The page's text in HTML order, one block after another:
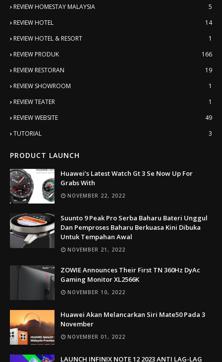
REVIEW HOMESTAY MALAYSIA
5
REVIEW HOTEL
14
REVIEW HOTEL & RESORT
1
REVIEW PRODUK
166
REVIEW RESTORAN
19
REVIEW SHOWROOM
1
REVIEW TEATER
1
REVIEW WEBSITE
49
TUTORIAL
3
PRODUCT LAUNCH
Huawei’s Latest Watch Gt 3 Se Now Up For
Grabs With
NOVEMBER 22, 2022
Suunto 9 Peak Pro Serba Baharu Bateri Unggul
Dan Pemproses Baharu Berkuasa Kini Dibuka
Untuk Tempahan Awal
NOVEMBER 21, 2022
ZOWIE Announces Their First TN 360Hz DyAc
Gaming Monitor XL2566K
NOVEMBER 10, 2022
Huawei Akan Melancarkan Siri Mate50 Pada 3
November
NOVEMBER 01, 2022
LAUNCH INFINIX NOTE 12 2023 ANTI LAG-LAG